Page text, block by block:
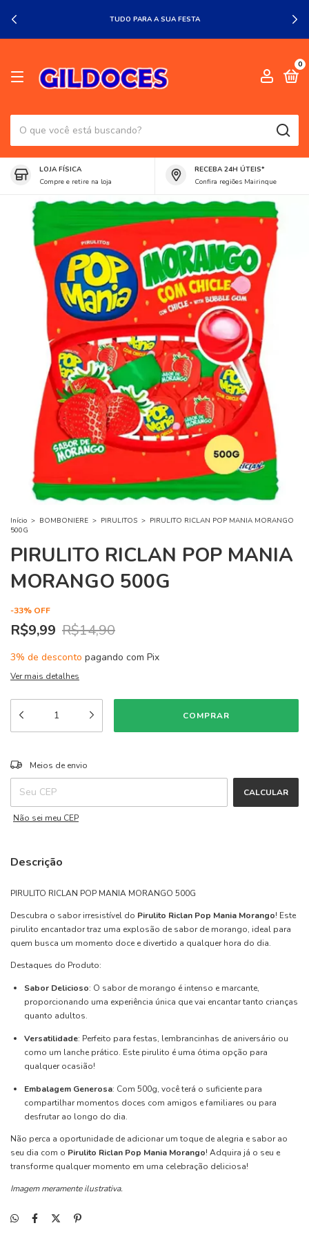
TUDO PARA A SUA FESTA
0
LOJA FÍSICA
Compre e retire na loja
RECEBA 24H ÚTEIS*
Confira regiões Mairinque
Início > BOMBONIERE > PIRULITOS > PIRULITO RICLAN POP MANIA MORANGO
500G
PIRULITO RICLAN POP MANIA
MORANGO 500G
-33% OFF
R$9,99 R$14,90
3% de desconto pagando com Pix
Ver mais detalhes
Entregas para o CEP:
Meios de envio
CALCULAR
Não sei meu CEP
Descrição
PIRULITO RICLAN POP MANIA MORANGO 500G
Descubra o sabor irresistível do Pirulito Riclan Pop Mania Morango! Este
pirulito encantador traz uma explosão de sabor de morango, ideal para
quem busca um momento doce e divertido a qualquer hora do dia.
Destaques do Produto:
Sabor Delicioso: O sabor de morango é intenso e marcante,
proporcionando uma experiência única que vai encantar tanto crianças
quanto adultos.
Versatilidade: Perfeito para festas, lembrancinhas de aniversário ou
como um lanche prático. Este pirulito é uma ótima opção para
qualquer ocasião!
Embalagem Generosa: Com 500g, você terá o suficiente para
compartilhar momentos doces com amigos e familiares ou para
desfrutar ao longo do dia.
Não perca a oportunidade de adicionar um toque de alegria e sabor ao
seu dia com o Pirulito Riclan Pop Mania Morango! Adquira já o seu e
transforme qualquer momento em uma celebração deliciosa!
Imagem meramente ilustrativa.